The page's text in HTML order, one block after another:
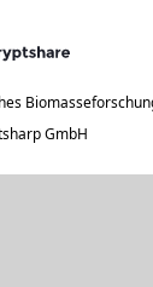
GmbH